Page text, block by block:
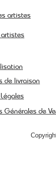
artistes
artistes
de livraison
Générales de